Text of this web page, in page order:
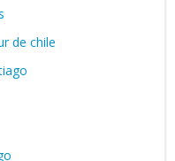
de chile